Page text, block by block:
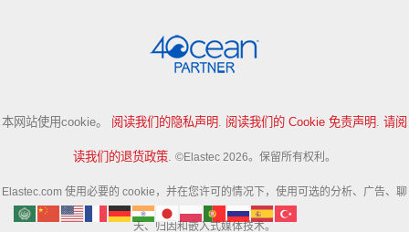
本网站使用cookie。 阅读我们的隐私声明. 阅读我们的 Cookie 免责声明. 请阅
读我们的退货政策. ©Elastec 2026。保留所有权利。
Elastec.com 使用必要的 cookie，并在您许可的情况下，使用可选的分析、广告、聊
天、归因和嵌入式媒体技术。